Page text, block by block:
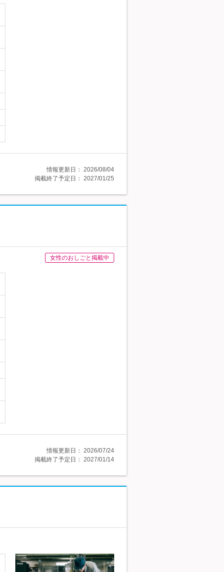
情報更新日： 2026/08/04
掲載終了予定日： 2027/01/25
女性のおしごと掲載中
情報更新日： 2026/07/24
掲載終了予定日： 2027/01/14